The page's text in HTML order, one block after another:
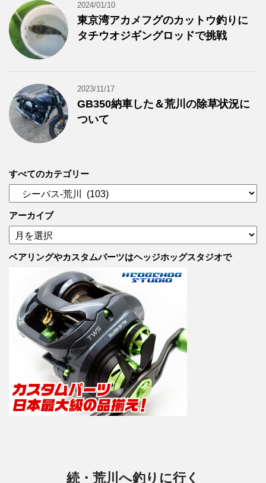
2024/01/10
東京湾アカメフグのカットウ釣りに
タチウオジギングロッドで挑戦
2023/11/17
GB350納車した＆荒川の除草状況に
ついて
すべてのカテゴリー
べ
て
の
カ
テ
アーカイブ
ア
ー
カ
ベアリングやカスタムパーツはヘッジホッグスタジオで
続・荒川へ釣りに行く